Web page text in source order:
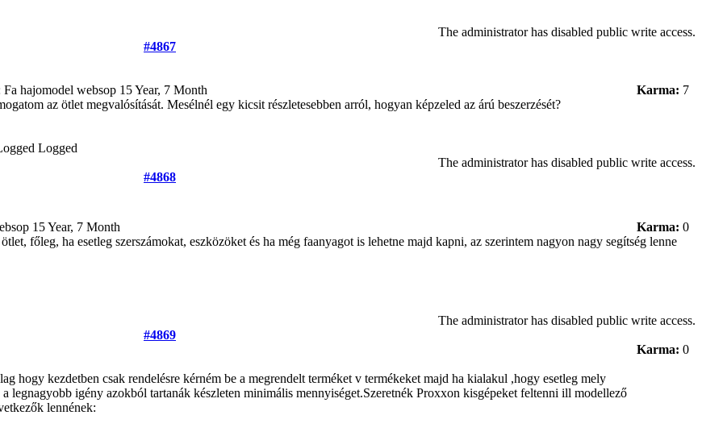
The administrator has disabled public write access.
#4867
Fa hajomodel websop 15 Year, 7 Month Karma: 7
az ötlet megvalósítását. Mesélnél egy kicsit részletesebben arról, hogyan képzeled az árú beszerzését?
Logged
The administrator has disabled public write access.
#4868
15 Year, 7 Month Karma: 0
főleg, ha esetleg szerszámokat, eszközöket és ha még faanyagot is lehetne majd kapni, az szerintem nagyon nagy segítség lenne
The administrator has disabled public write access.
#4869
Karma: 0
hogy kezdetben csak rendelésre kérném be a megrendelt terméket v termékeket majd ha kialakul ,hogy esetleg mely
legnagyobb igény azokból tartanák készleten minimális mennyiséget.Szeretnék Proxxon kisgépeket feltenni ill modellező
lennének: